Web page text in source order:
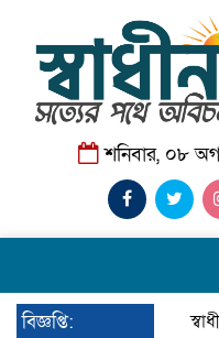
শনিবার, ০৮
বিজ্ঞপ্তি: